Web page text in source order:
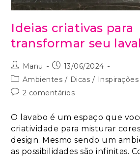
Ideias criativas para
transformar seu
Manu
13/06/2024
Ambientes / Dicas / Inspirações
2 comentários
O lavabo é um espaço que
criatividade para misturar
design. Mesmo sendo um
as possibilidades são infinitas.